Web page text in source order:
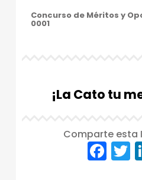
Concurso de Méritos y
0001
¡La Cato tu
Comparte esta
F T